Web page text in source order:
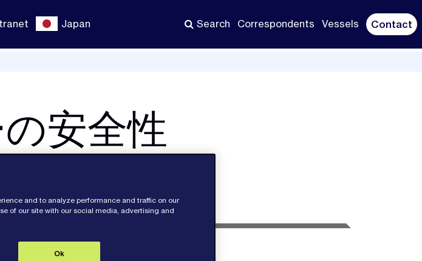
Japan Search Correspondents Vessels Contact
安全性
使おう）
and to analyze performance and traffic on our
of our site with our social media, advertising and
Ok